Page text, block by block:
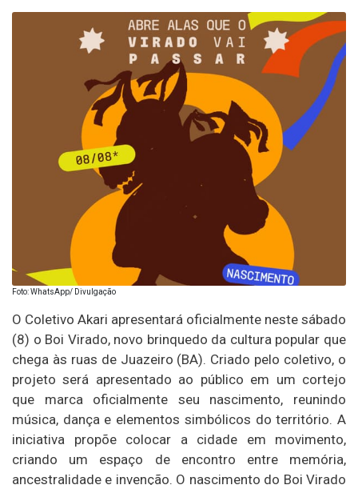
Foto: WhatsApp/ Divulgação
O Coletivo Akari apresentará oficialmente neste sábado
(8) o Boi Virado, novo brinquedo da cultura popular que
chega às ruas de Juazeiro (BA). Criado pelo coletivo, o
projeto será apresentado ao público em um cortejo
que marca oficialmente seu nascimento, reunindo
música, dança e elementos simbólicos do território. A
iniciativa propõe colocar a cidade em movimento,
criando um espaço de encontro entre memória,
ancestralidade e invenção. O nascimento do Boi Virado